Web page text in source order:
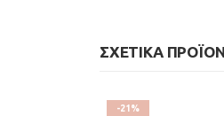
ΣΧΕΤΙΚΆ
-21%